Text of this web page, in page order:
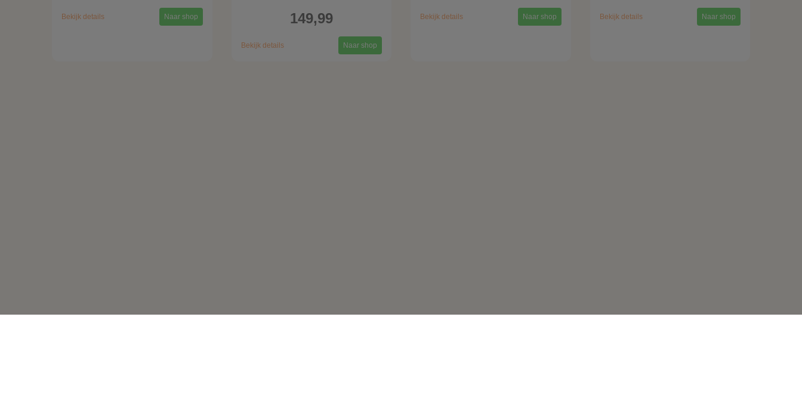
Bekijk details Naar shop 149,99
Bekijk details Naar shop
Bekijk details Naar shop Bekijk details Naar shop